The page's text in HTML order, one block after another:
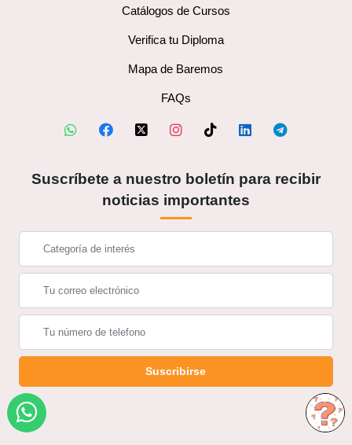
Catálogos de Cursos
Verifica tu Diploma
Mapa de Baremos
FAQs
Suscríbete a nuestro boletín para recibir
noticias importantes
Suscribirse